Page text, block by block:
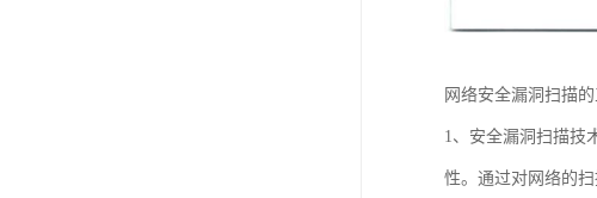
网络安全漏洞扫描
1、安全漏洞扫描技
性。通过对网络的